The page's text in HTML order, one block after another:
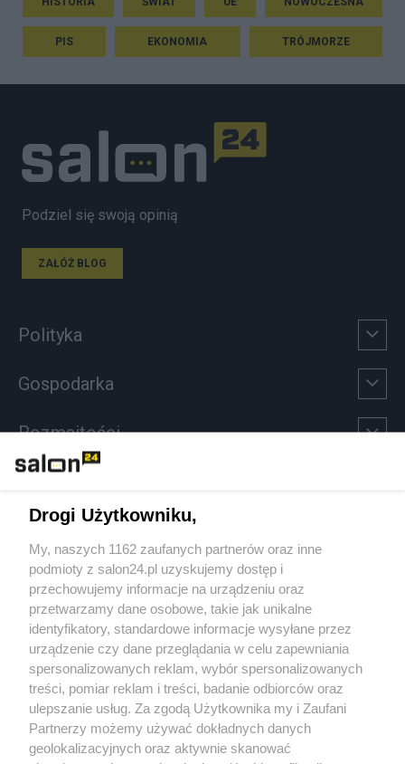
PIS EKONOMIA TRÓJMORZE
Podziel się swoją opinią
ZAŁÓŻ BLOG
Polityka
Gospodarka
Rozmaitości
Sport
Społeczeństwo
Kultura
X Facebook Instagram Youtube
Drogi Użytkowniku,
My, naszych 1162 zaufanych partnerów oraz inne
podmioty z salon24.pl uzyskujemy dostęp i
przechowujemy informacje na urządzeniu oraz
przetwarzamy dane osobowe, takie jak unikalne
identyfikatory, standardowe informacje wysyłane przez
urządzenie czy dane przeglądania w celu zapewniania
spersonalizowanych reklam, wybór spersonalizowanych
treści, pomiar reklam i treści, badanie odbiorców oraz
ulepszanie usług. Za zgodą Użytkownika my i Zaufani
Partnerzy możemy używać dokładnych danych
geolokalizacyjnych oraz aktywnie skanować